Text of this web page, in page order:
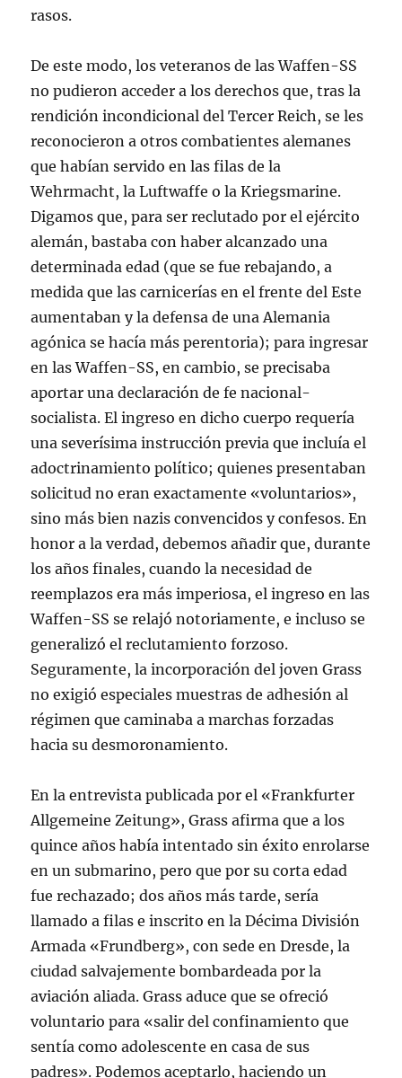
rasos.
De este modo, los veteranos de las Waffen-SS
no pudieron acceder a los derechos que, tras la
rendición incondicional del Tercer Reich, se les
reconocieron a otros combatientes alemanes
que habían servido en las filas de la
Wehrmacht, la Luftwaffe o la Kriegsmarine.
Digamos que, para ser reclutado por el ejército
alemán, bastaba con haber alcanzado una
determinada edad (que se fue rebajando, a
medida que las carnicerías en el frente del Este
aumentaban y la defensa de una Alemania
agónica se hacía más perentoria); para ingresar
en las Waffen-SS, en cambio, se precisaba
aportar una declaración de fe nacional-
socialista. El ingreso en dicho cuerpo requería
una severísima instrucción previa que incluía el
adoctrinamiento político; quienes presentaban
solicitud no eran exactamente «voluntarios»,
sino más bien nazis convencidos y confesos. En
honor a la verdad, debemos añadir que, durante
los años finales, cuando la necesidad de
reemplazos era más imperiosa, el ingreso en las
Waffen-SS se relajó notoriamente, e incluso se
generalizó el reclutamiento forzoso.
Seguramente, la incorporación del joven Grass
no exigió especiales muestras de adhesión al
régimen que caminaba a marchas forzadas
hacia su desmoronamiento.
En la entrevista publicada por el «Frankfurter
Allgemeine Zeitung», Grass afirma que a los
quince años había intentado sin éxito enrolarse
en un submarino, pero que por su corta edad
fue rechazado; dos años más tarde, sería
llamado a filas e inscrito en la Décima División
Armada «Frundberg», con sede en Dresde, la
ciudad salvajemente bombardeada por la
aviación aliada. Grass aduce que se ofreció
voluntario para «salir del confinamiento que
sentía como adolescente en casa de sus
padres». Podemos aceptarlo, haciendo un